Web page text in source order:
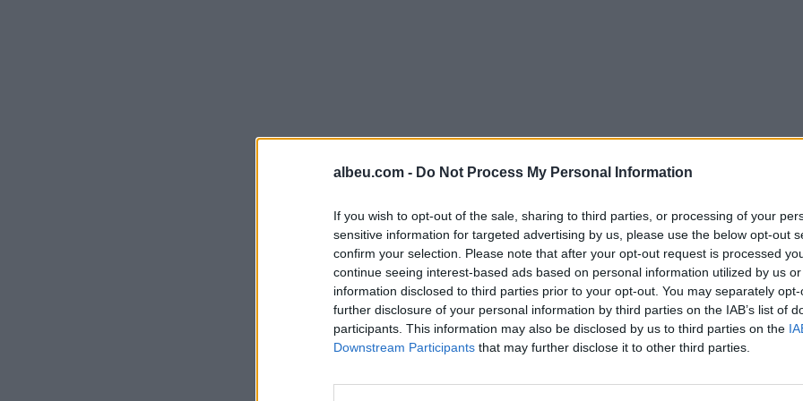
albeu.com - Do Not Process My Personal Information
If you wish to opt-out of the sale, sharing to third parties, or processing of your
sensitive information for targeted advertising by us, please use the below opt-out
confirm your selection. Please note that after your opt-out request is processed
continue seeing interest-based ads based on personal information utilized by us
information disclosed to third parties prior to your opt-out. You may separately
further disclosure of your personal information by third parties on the IAB’s list of
participants. This information may also be disclosed by us to third parties on the
Downstream Participants that may further disclose it to other third parties.